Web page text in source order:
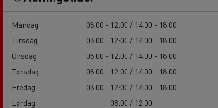
Mandag
08:00 - 12:00 / 14:00 - 18:00
Tirsdag
08:00 - 12:00 / 14:00 - 18:00
Onsdag
08:00 - 12:00 / 14:00 - 18:00
Torsdag
08:00 - 12:00 / 14:00 - 18:00
Fredag
08:00 - 12:00 / 14:00 - 18:00
Lørdag
08:00 / 12:00